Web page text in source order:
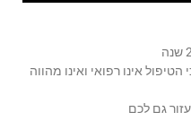
אינו רפואי ואינו מהווה
גם לכם